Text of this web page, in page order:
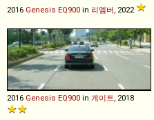
2016 Genesis EQ900 in 리멤버, 2022
2016 Genesis EQ900 in 게이트, 2018